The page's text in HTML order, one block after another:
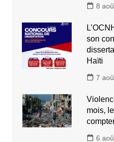
8
son
Haïti
7
mois,
6